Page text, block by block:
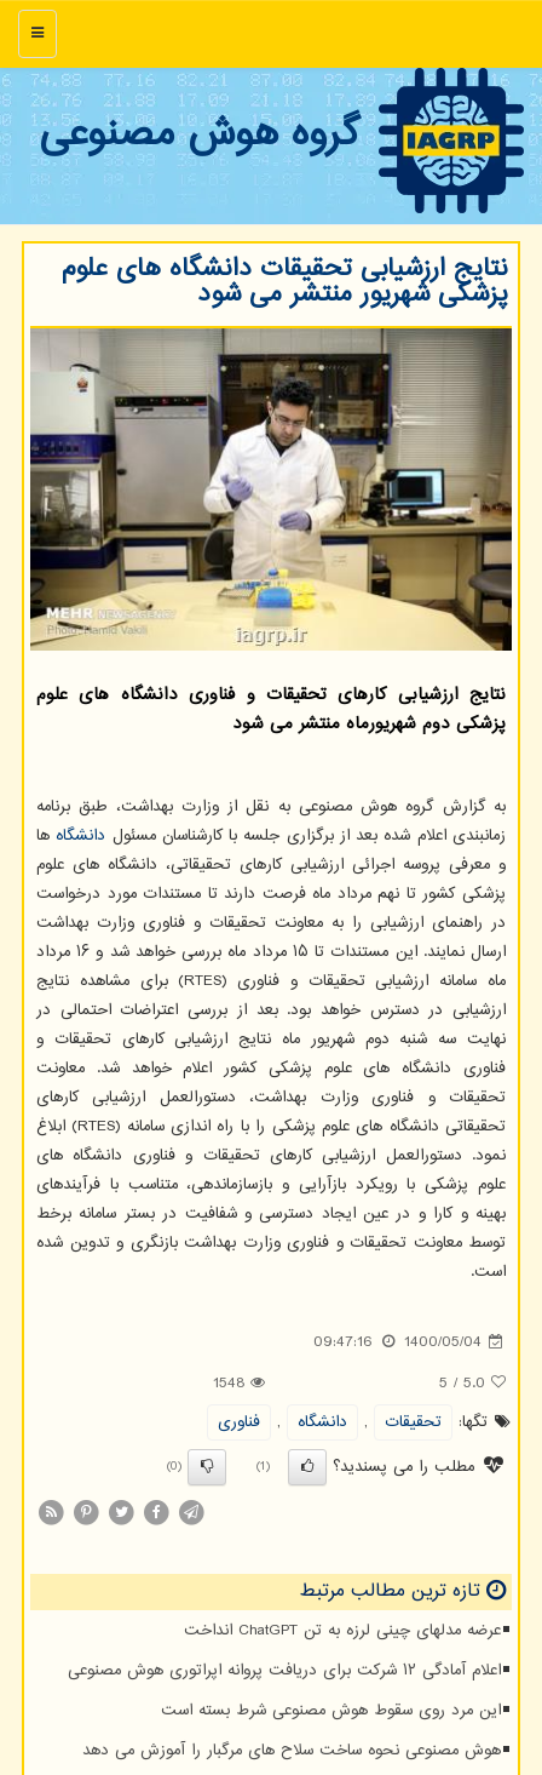
منو
گروه هوش مصنوعی
نتایج ارزشیابی تحقیقات دانشگاه های علوم
پزشكی شهریور منتشر می شود
نتایج ارزشیابی کارهای تحقیقات و فناوری دانشگاه های علوم
پزشکی دوم شهریورماه منتشر می شود
به گزارش گروه هوش مصنوعی به نقل از وزارت بهداشت، طبق برنامه
زمانبندی اعلام شده بعد از برگزاری جلسه با کارشناسان مسئول دانشگاه ها
و معرفی پروسه اجرائی ارزشیابی کارهای تحقیقاتی، دانشگاه های علوم
پزشکی کشور تا نهم مرداد ماه فرصت دارند تا مستندات مورد درخواست
در راهنمای ارزشیابی را به معاونت تحقیقات و فناوری وزارت بهداشت
ارسال نمایند. این مستندات تا ۱۵ مرداد ماه بررسی خواهد شد و ۱۶ مرداد
ماه سامانه ارزشیابی تحقیقات و فناوری (RTES) برای مشاهده نتایج
ارزشیابی در دسترس خواهد بود. بعد از بررسی اعتراضات احتمالی در
نهایت سه شنبه دوم شهریور ماه نتایج ارزشیابی کارهای تحقیقات و
فناوری دانشگاه های علوم پزشکی کشور اعلام خواهد شد. معاونت
تحقیقات و فناوری وزارت بهداشت، دستورالعمل ارزشیابی کارهای
تحقیقاتی دانشگاه های علوم پزشکی را با راه اندازی سامانه (RTES) ابلاغ
نمود. دستورالعمل ارزشیابی کارهای تحقیقات و فناوری دانشگاه های
علوم پزشکی با رویکرد بازآرایی و بازسازماندهی، متناسب با فرآیندهای
بهینه و کارا و در عین ایجاد دسترسی و شفافیت در بستر سامانه برخط
توسط معاونت تحقیقات و فناوری وزارت بهداشت بازنگری و تدوین شده
است.
1400/05/04
09:47:16
5.0
/
5
1548
تگها:
تحقیقات , دانشگاه ,
فناوری
مطلب را می پسندید؟
(1)
(0)
تازه ترین مطالب مرتبط
عرضه مدلهای چینی لرزه به تن ChatGPT انداخت
اعلام آمادگی ۱۲ شرکت برای دریافت پروانه اپراتوری هوش مصنوعی
این مرد روی سقوط هوش مصنوعی شرط بسته است
هوش مصنوعی نحوه ساخت سلاح های مرگبار را آموزش می دهد